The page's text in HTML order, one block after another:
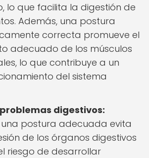
lo que facilita la digestión de
Además, una postura
correcta promueve el
adecuado de los músculos
lo que contribuye a un
del sistema
digestivos:
postura adecuada evita
de los órganos digestivos
riesgo de desarrollar